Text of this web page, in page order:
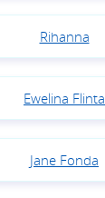
Rihanna
Ewelina Flinta
Jane Fonda